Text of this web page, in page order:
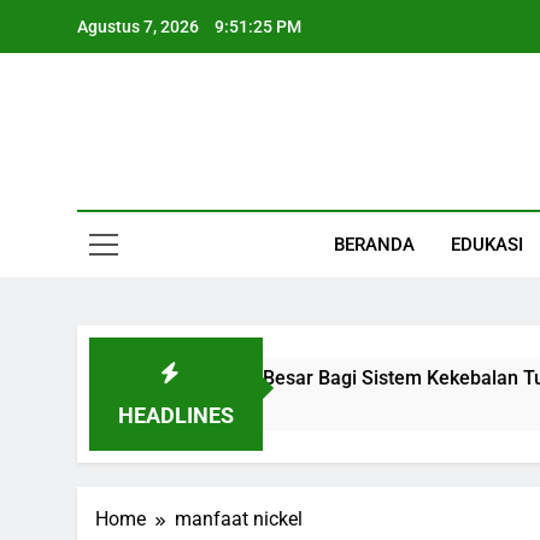
Agustus 7, 2026 9:51:25 PM
BERANDA EDUKASI
HEADLINES
Kecil Dengan Peran Besar Bagi Sistem Kekebalan
Home manfaat nickel